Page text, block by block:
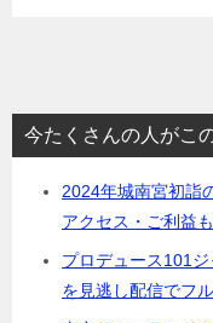
今たくさんの人がこ
2024年城南宮初詣
アクセス・ご利益も
プロデュース101
を見逃し配信でフ